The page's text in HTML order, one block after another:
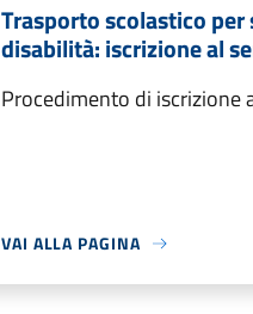
Trasporto scolastico
disabilità: iscrizione al
Procedimento di iscrizione
VAI ALLA PAGINA